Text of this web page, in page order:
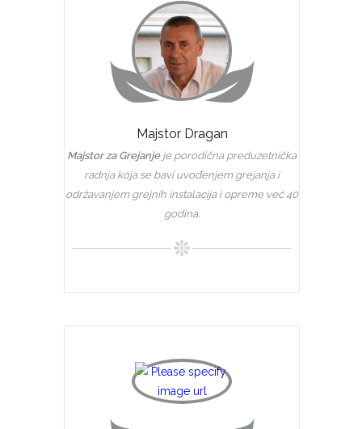
Majstor Dragan
Majstor za Grejanjeje porodična preduzetnička
radnja koja se bavi uvođenjem grejanja i
održavanjem grejnih instalacija i opreme već 40
godina.